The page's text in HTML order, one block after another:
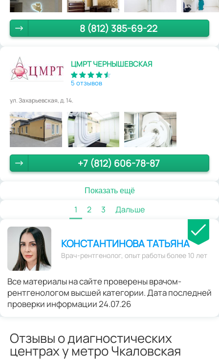
8 (812) 385-69-22
ЦМРТ ЧЕРНЫШЕВСКАЯ
5 отзывов
ул. Захарьевская, д. 14.
+7 (812) 606-78-87
Показать ещё
1 2 3 Дальше
КОНСТАНТИНОВА ТАТЬЯНА
Врач-рентгенолог, опыт работы более 10 лет
Все материалы на сайте проверены врачом-
рентгенологом высшей категории. Дата последней
проверки информации 24.07.26
Отзывы о диагностических
центрах у метро Чкаловская